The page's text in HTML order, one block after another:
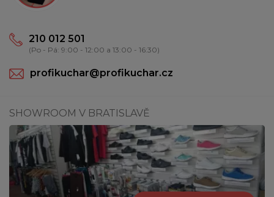
210 012 501
(Po - Pá: 9:00 - 12:00 a 13:00 - 16:30)
profikuchar@profikuchar.cz
SHOWROOM V BRATISLAVĚ